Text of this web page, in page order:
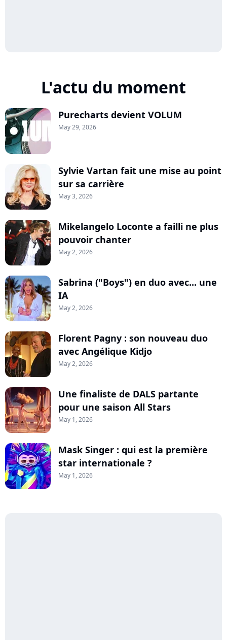
L'actu du moment
Purecharts devient VOLUM
May 29, 2026
Sylvie Vartan fait une mise au point
sur sa carrière
May 3, 2026
Mikelangelo Loconte a failli ne plus
pouvoir chanter
May 2, 2026
Sabrina ("Boys") en duo avec... une
IA
May 2, 2026
Florent Pagny : son nouveau duo
avec Angélique Kidjo
May 2, 2026
Une finaliste de DALS partante
pour une saison All Stars
May 1, 2026
Mask Singer : qui est la première
star internationale ?
May 1, 2026